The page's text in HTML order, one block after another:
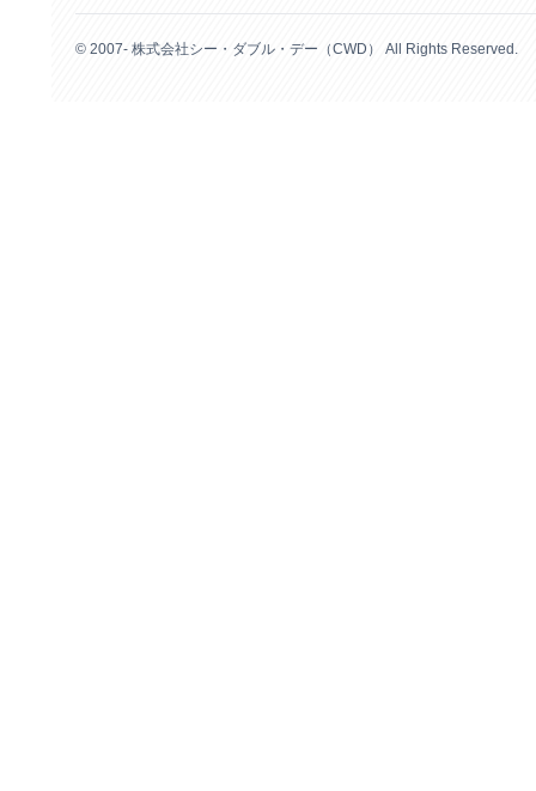
© 2007- 株式会社シー・ダブル・デー（CWD） All Rights Reserved.